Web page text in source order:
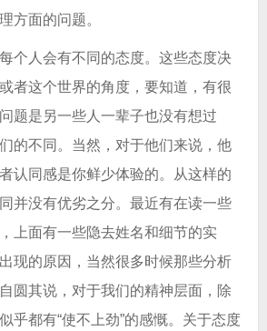
方面的问题。
个人会有不同的态度。这些态度决
者这个世界的角度，要知道，有很
题是另一些人一辈子也没有想过
的不同。当然，对于他们来说，他
认同感是你鲜少体验的。从这样的
并没有优劣之分。最近有在读一些
上面有一些隐去姓名和细节的实
现的原因，当然很多时候那些分析
圆其说，对于我们的精神层面，除
乎都有“使不上劲”的感慨。关于态度